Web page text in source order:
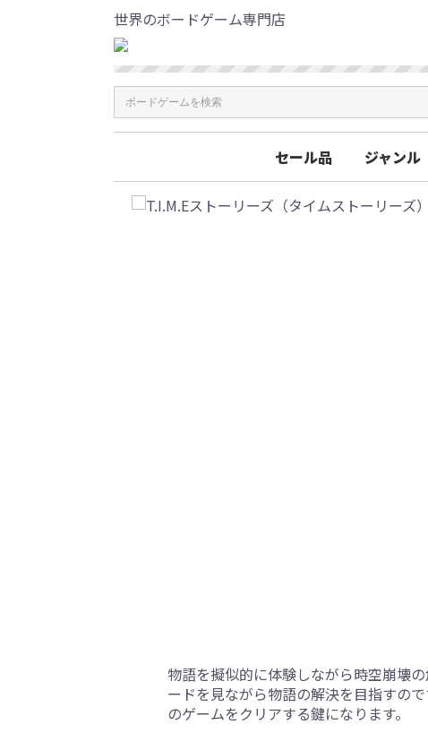
世界のボードゲーム専門店
セール品 ジャンル
物語を擬似的に体験しながら時空崩壊
ードを見ながら物語の解決を目指すの
のゲームをクリアする鍵になります。